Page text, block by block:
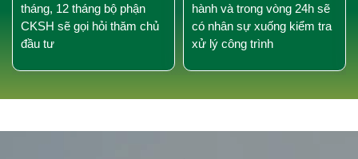
tháng, 12 tháng bộ phận
CKSH sẽ gọi hỏi thăm chủ
đầu tư
hành và trong vòng 24h sẽ
có nhân sự xuống kiểm tra
xử lý công trình